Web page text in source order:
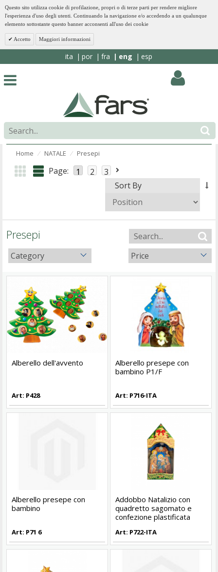
Questo sito utilizza cookie di profilazione, propri o di terze parti per rendere migliore
l'esperienza d'uso degli utenti. Continuando la navigazione e/o accedendo a un qualunque
elemento sottostante questo banner acconsenti all'uso dei cookie
Accetto Maggiori informazioni
ita por fra eng esp
Home ⁄ NATALE ⁄ Presepi
Page: 1 2
3
Sort By
Presepi
Category Price
Alberello dell'avvento
Art: P428
Alberello presepe con
bambino P1/F
Art: P716-ITA
Alberello presepe con
bambino
Art: P71 6
Addobbo Natalizio con
quadretto sagomato e
confezione plastificata
Art: P722-ITA